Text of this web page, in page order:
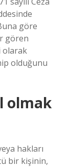
göre
gören
olarak
olduğunu
olmak
hakları
bir kişinin,